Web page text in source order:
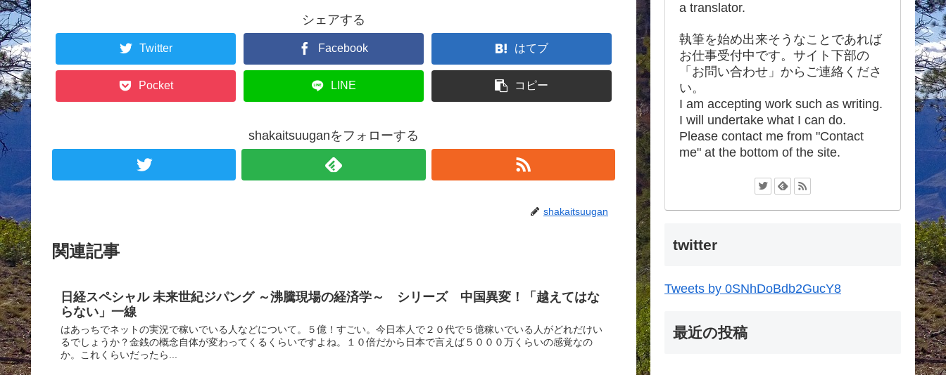
シェアする
Twitter Facebook はてブ
Pocket LINE コピー
shakaitsuuganをフォローする
shakaitsuugan
関連記事
日経スペシャル 未来世紀ジパング ～沸騰現場の経済学～ シリーズ 中国異変！「越えてはな
らない」一線
はあっちでネットの実況で稼いでいる人などについて。５億！すごい。今日本人で２０代で５億稼いでいる人がどれだけい
るでしょうか？金銭の概念自体が変わってくるくらいですよね。１０倍だから日本で言えば５０００万くらいの感覚なの
か。これくらいだったら...
a translator.
執筆を始め出来そうなことであれば
お仕事受付中です。サイト下部の
「お問い合わせ」からご連絡くださ
い。
I am accepting work such as writing.
I will undertake what I can do.
Please contact me from "Contact
me" at the bottom of the site.
twitter
Tweets by 0SNhDoBdb2GucY8
最近の投稿